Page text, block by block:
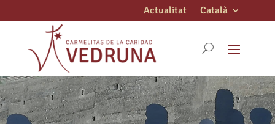
Actualitat Català